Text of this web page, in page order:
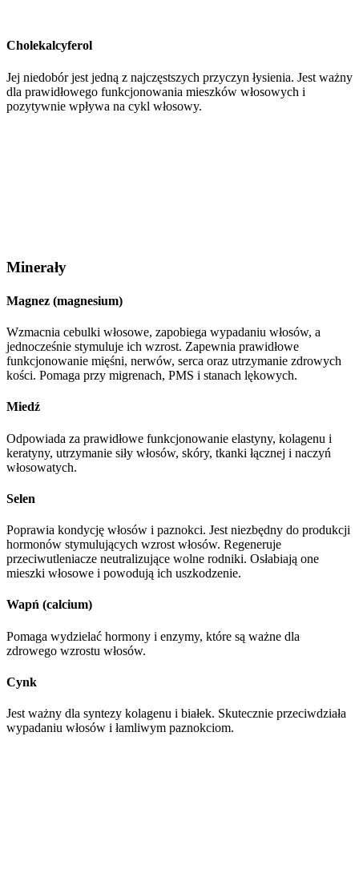
Cholekalcyferol
Jej niedobór jest jedną z najczęstszych przyczyn łysienia. Jest ważny
dla prawidłowego funkcjonowania mieszków włosowych i
pozytywnie wpływa na cykl włosowy.
Minerały
Magnez (magnesium)
Wzmacnia cebulki włosowe, zapobiega wypadaniu włosów, a
jednocześnie stymuluje ich wzrost. Zapewnia prawidłowe
funkcjonowanie mięśni, nerwów, serca oraz utrzymanie zdrowych
kości. Pomaga przy migrenach, PMS i stanach lękowych.
Miedź
Odpowiada za prawidłowe funkcjonowanie elastyny, kolagenu i
keratyny, utrzymanie siły włosów, skóry, tkanki łącznej i naczyń
włosowatych.
Selen
Poprawia kondycję włosów i paznokci. Jest niezbędny do produkcji
hormonów stymulujących wzrost włosów. Regeneruje
przeciwutleniacze neutralizujące wolne rodniki. Osłabiają one
mieszki włosowe i powodują ich uszkodzenie.
Wapń (calcium)
Pomaga wydzielać hormony i enzymy, które są ważne dla
zdrowego wzrostu włosów.
Cynk
Jest ważny dla syntezy kolagenu i białek. Skutecznie przeciwdziała
wypadaniu włosów i łamliwym paznokciom.